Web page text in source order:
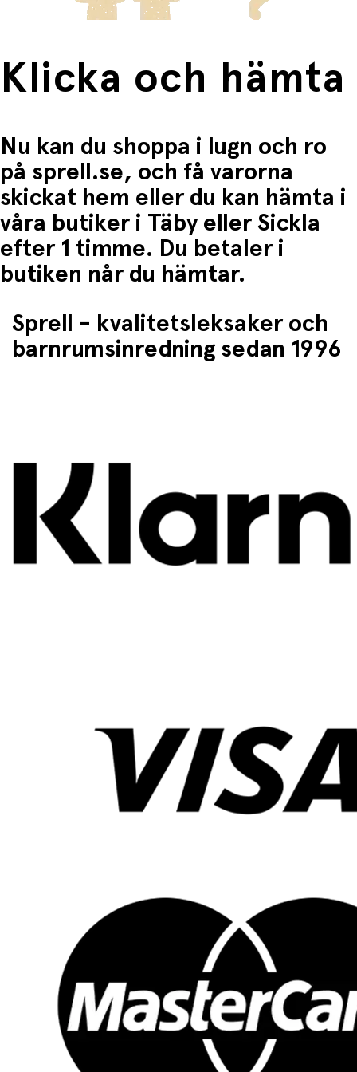
Klicka och hämta
Nu kan du shoppa i lugn och ro
på sprell.se, och få varorna
skickat hem eller du kan hämta i
våra butiker i Täby eller Sickla
efter 1 timme. Du betaler i
butiken når du hämtar.
Sprell - kvalitetsleksaker och
barnrumsinredning sedan 1996